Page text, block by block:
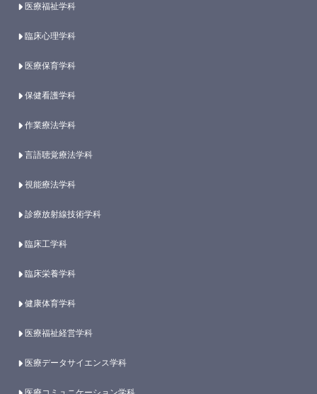
医療福祉学科
臨床心理学科
医療保育学科
保健看護学科
作業療法学科
言語聴覚療法学科
視能療法学科
診療放射線技術学科
臨床工学科
臨床栄養学科
健康体育学科
医療福祉経営学科
医療データサイエンス学科